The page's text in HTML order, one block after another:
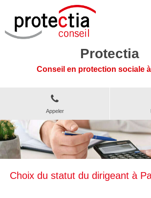
Protectia
Conseil en protection sociale
Appeler
Choix du statut du dirigeant à